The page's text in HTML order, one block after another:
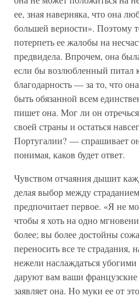
ее, зная наверняка, что она
большей верности». Поэтому
потерпеть ее жалобы на
предвидела. Впрочем, она
если бы возлюбленный питал
благодарность — за то, что
быть обязанной всем
пишет она. Мог ли он
своей страны и остаться
Португалии? — спрашивает
понимая, каков будет ответ.
Чувством отчаяния дышит
делая выбор между
предпочитает первое. «Я не
чтобы я хоть на одно
более; вы более достойны
переносить все те страдания,
нежели наслаждаться
даруют вам ваши
заявляет она. Но муки ее от